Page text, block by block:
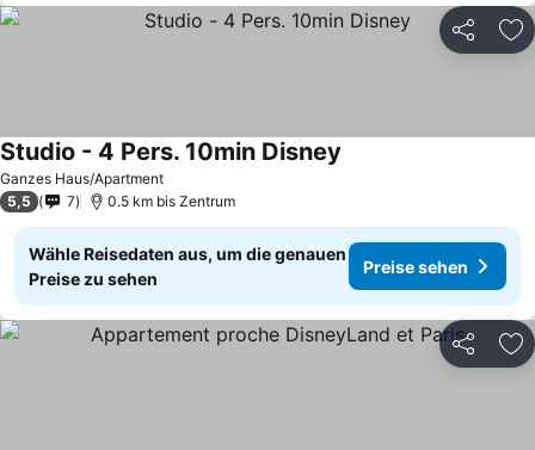
Teilen
Ganzes Haus/Apartment
Studio - 4 Pers. 10min Disney
5,5 7 0.5 km bis Zentrum
Wähle Reisedaten aus, um die genauen
Preise zu sehen
Preise sehen
Teilen